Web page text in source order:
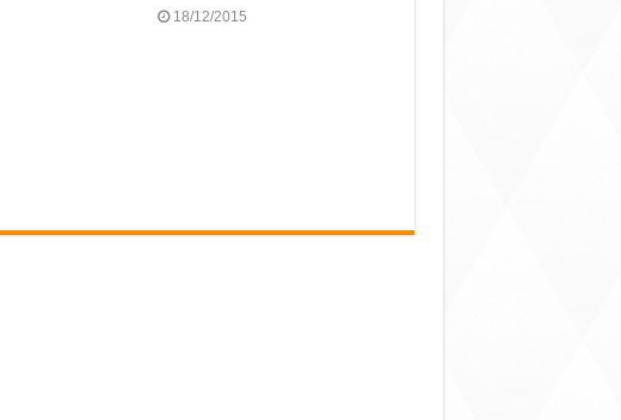
18/12/2015